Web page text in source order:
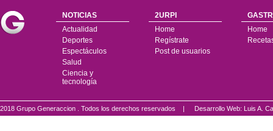
NOTICIAS
Actualidad
Deportes
Espectáculos
Salud
Ciencia y
tecnología
2URPI
Home
Regístrate
Post de usuarios
Home
2018 Grupo Generaccion . Todos los derechos reservados | Desarrollo Web: Luis